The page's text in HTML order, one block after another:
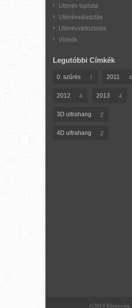
Utónév toplista
Utónévválasztás
Utónévváltoztatás
Videók
Legutóbbi Címkék
0. szűrés 1 2011 4
2012 4 2013 4
3D ultrahang 2
4D ultrahang 2
©2019 Utonev.hu